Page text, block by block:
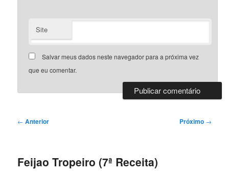
Site
Salvar meus dados neste navegador para a próxima vez
que eu comentar.
Navegação
← Anterior Próximo →
Feijao Tropeiro (7ª Receita)